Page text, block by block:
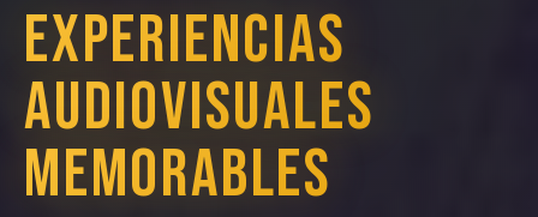
EXPERIENCIAS
AUDIOVISUALES
MEMORABLES